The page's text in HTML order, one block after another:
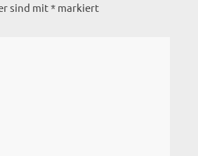
sind mit* markiert